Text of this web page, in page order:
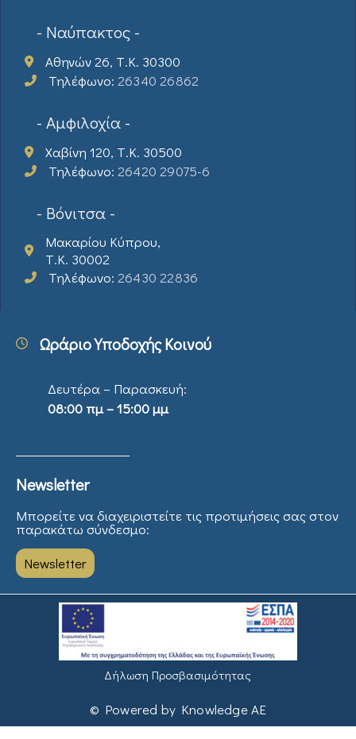
- Ναύπακτος -
Αθηνών 26, Τ.Κ. 30300
Τηλέφωνο: 26340 26862
- Αμφιλοχία -
Χαβίνη 120, Τ.Κ. 30500
Τηλέφωνο: 26420 29075-6
- Βόνιτσα -
Μακαρίου Κύπρου,
Τ.Κ. 30002
Τηλέφωνο: 26430 22836
Ωράριο Υποδοχής Κοινού
Δευτέρα – Παρασκευή:
08:00 πμ – 15:00 μμ
Newsletter
Μπορείτε να διαχειριστείτε τις προτιμήσεις σας στον
παρακάτω σύνδεσμο:
Newsletter
Δήλωση Προσβασιμότητας
© Powered by Knowledge AE